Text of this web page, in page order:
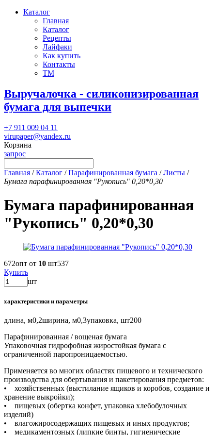
Каталог
Главная
Каталог
Рецепты
Лайфаки
Как купить
Контакты
ТМ
Выручалочка - силиконизированная
бумага для выпечки
+7 911 009 04 11
virupaper@yandex.ru
Корзина
запрос
Главная /Каталог /Парафинированная бумага /Листы /
Бумага парафинированная "Рукопись" 0,20*0,30
Бумага парафинированная
"Рукопись" 0,20*0,30
672опт от 10 шт537
Купить
шт
характеристики и параметры
длина, м0,2ширина, м0,3упаковка, шт200
Парафинированная / вощеная бумага
Упаковочная гидрофобная жиростойкая бумага с
ограниченной паропроницаемостью.
Применяется во многих областях пищевого и технического
производства для обертывания и пакетирования предметов:
• хозяйственных (выстилание ящиков и коробов, создание и
хранение выкройки);
• пищевых (обертка конфет, упаковка хлебобулочных
изделий)
• влагожиросодержащих пищевых и иных продуктов;
• медикаментозных (липкие бинты, гигиенические